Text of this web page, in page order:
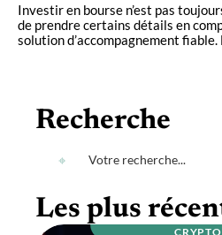
Investir en bourse n’est pas
de prendre certains détails en
solution d’accompagnement fiable.
Recherche
Les plus
CRYPTO